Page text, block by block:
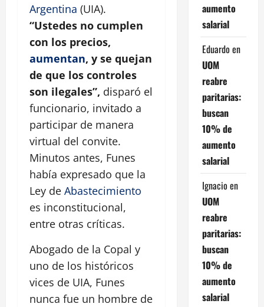
Argentina (UIA).
“Ustedes no cumplen
con los precios,
aumentan, y se quejan
de que los controles
son ilegales”, disparó el
funcionario, invitado a
participar de manera
virtual del convite.
Minutos antes, Funes
había expresado que la
Ley de Abastecimiento
es inconstitucional,
entre otras críticas.
Abogado de la Copal y
uno de los históricos
vices de UIA, Funes
nunca fue un hombre de
aumento
salarial
Eduardo en
UOM
reabre
paritarias:
buscan
10% de
aumento
salarial
Ignacio en
UOM
reabre
paritarias:
buscan
10% de
aumento
salarial